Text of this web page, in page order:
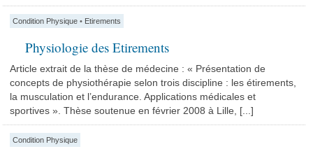
Condition Physique • Etirements
Physiologie des Etirements
Article extrait de la thèse de médecine : « Présentation de
concepts de physiothérapie selon trois discipline : les étirements,
la musculation et l’endurance. Applications médicales et
sportives ». Thèse soutenue en février 2008 à Lille, [...]
Condition Physique